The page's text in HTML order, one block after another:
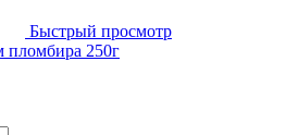
Быстрый просмотр
пломбира 250г